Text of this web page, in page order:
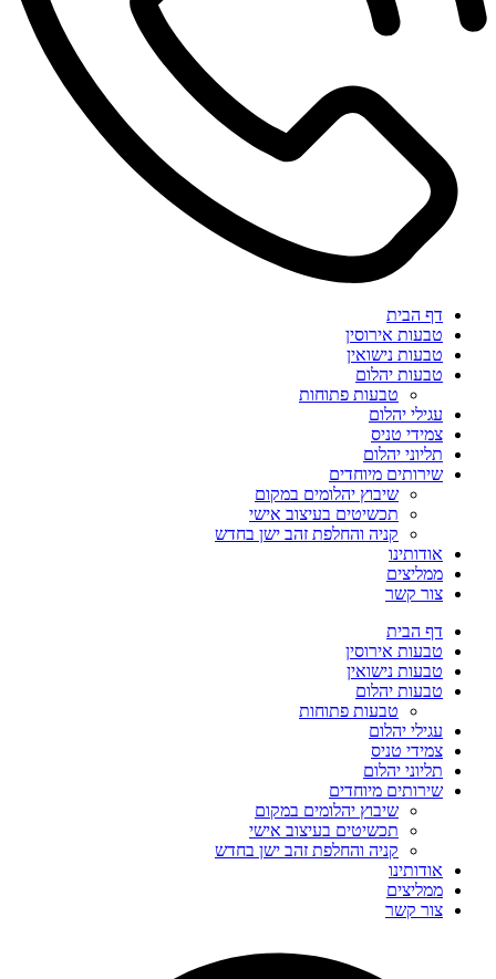
דף הבית
טבעות אירוסין
טבעות נישואין
טבעות יהלום
טבעות פתוחות
עגילי יהלום
צמידי טניס
תליוני יהלום
שירותים מיוחדים
שיבוץ יהלומים במקום
תכשיטים בעיצוב אישי
קניה והחלפת זהב ישן בחדש
אודותינו
ממליצים
צור קשר
דף הבית
טבעות אירוסין
טבעות נישואין
טבעות יהלום
טבעות פתוחות
עגילי יהלום
צמידי טניס
תליוני יהלום
שירותים מיוחדים
שיבוץ יהלומים במקום
תכשיטים בעיצוב אישי
קניה והחלפת זהב ישן בחדש
אודותינו
ממליצים
צור קשר